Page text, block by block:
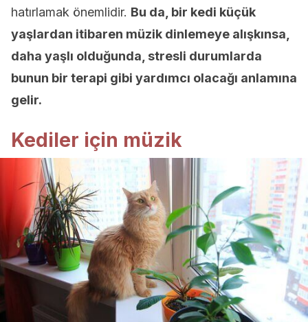
hatırlamak önemlidir. Bu da, bir kedi küçük
yaşlardan itibaren müzik dinlemeye alışkınsa,
daha yaşlı olduğunda, stresli durumlarda
bunun bir terapi gibi yardımcı olacağı anlamına
gelir.
Kediler için müzik